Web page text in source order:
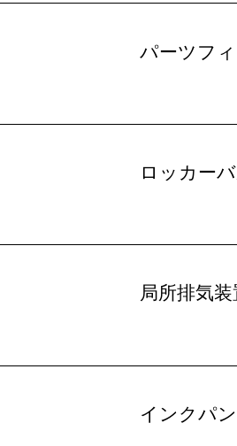
パーツフ
ロッカー
局所排気
インクパン